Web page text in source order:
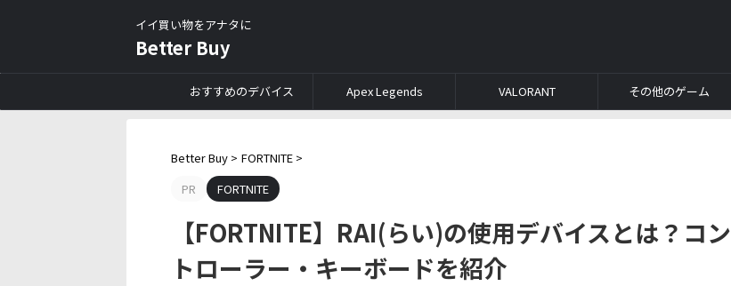
イイ買い物をアナタに
Better Buy
おすすめのデバイス Apex Legends VALORANT その他のゲーム
Better Buy > FORTNITE >
PR
FORTNITE
【FORTNITE】RAI(らい)の使用デバイスとは？コン
トローラー・キーボードを紹介